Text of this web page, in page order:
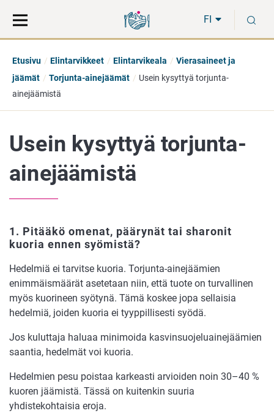
suoraan
sisältöön
koko
sivuston
FI
Etusivu Elintarvikkeet Elintarvikeala
Vierasaineet ja
jäämät
Torjunta-ainejäämät
Usein kysyttyä torjunta-
ainejäämistä
Usein kysyttyä torjunta-
ainejäämistä
1. Pitääkö omenat, päärynät tai sharonit
kuoria ennen syömistä?
Hedelmiä ei tarvitse kuoria. Torjunta-ainejäämien
enimmäismäärät asetetaan niin, että tuote on turvallinen
myös kuorineen syötynä. Tämä koskee jopa sellaisia
hedelmiä, joiden kuoria ei tyyppillisesti syödä.
Jos kuluttaja haluaa minimoida kasvinsuojeluainejäämien
saantia, hedelmät voi kuoria.
Hedelmien pesu poistaa karkeasti arvioiden noin 30–40 %
kuoren jäämistä. Tässä on kuitenkin suuria
yhdistekohtaisia eroja.